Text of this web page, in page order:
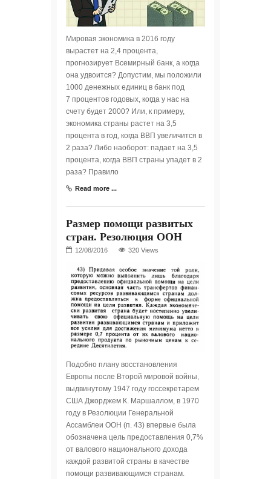
Мировая экономика в 2016 году
вырастет на 2,4 процента,
прогнозирует Всемирный банк, а когда
она удвоится? Допустим, мы положили
1000 денежных единиц в банк под
7 процентов годовых, когда у нас на
счету будет 2000? Или, к примеру,
экономика страны растет на 3,5
процента в год, когда ВВП увеличится в
2 раза? Либо наоборот: падает на 3,5
процента, когда ВВП страны упадет в 2
раза? Правило
Read more ...
Размер помощи развитых
стран. Резолюция ООН
320 Views
Подобно плану восстановления
Европы после Второй мировой войны,
выдвинутому 1947 году госсекретарем
США Джорджем К. Маршаллом, в 1970
году в Резолюции Генеральной
Ассамблеи ООН (п. 43) впервые была
обозначена цель предоставления 0,7%
от валового национального дохода
каждой развитой страны в качестве
помощи развивающимся странам.